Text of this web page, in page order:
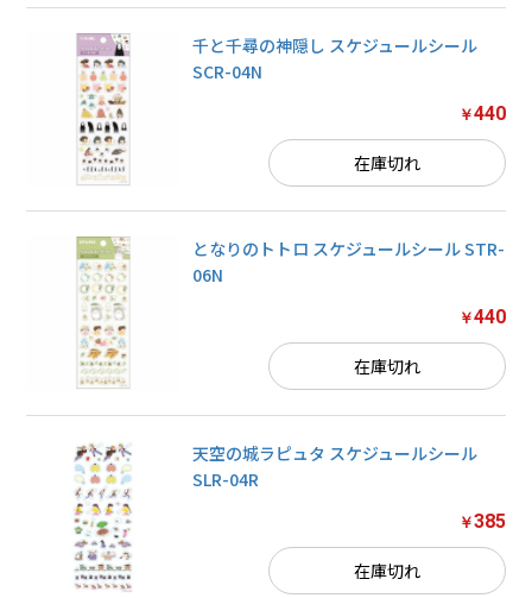
千と千尋の神隠し スケジュールシール
SCR-04N
￥440
在庫切れ
となりのトトロ スケジュールシール STR-
06N
￥440
在庫切れ
天空の城ラピュタ スケジュールシール
SLR-04R
￥385
在庫切れ